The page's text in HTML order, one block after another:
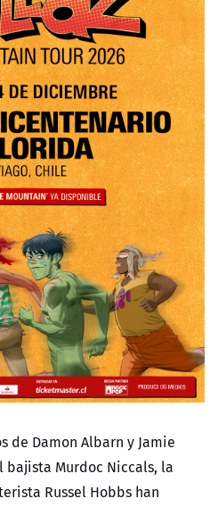
de Damon Albarn y Jamie
bajista Murdoc Niccals, la
Russel Hobbs han